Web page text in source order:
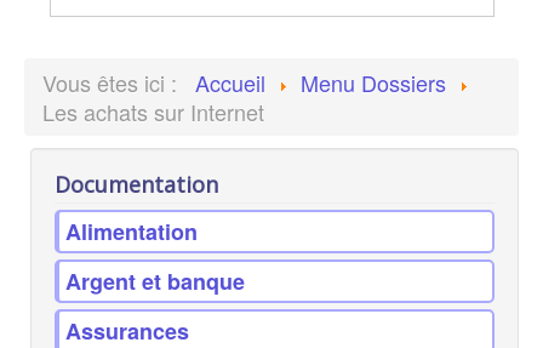
Vous êtes ici : Accueil
Menu Dossiers
Les achats sur Internet
Documentation
Alimentation
Argent et banque
Assurances